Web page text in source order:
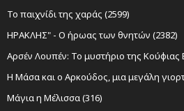
Το παιχνίδι της χαράς (2599)
ΗΡΑΚΛΗΣ" - Ο ήρωας των θνητών (2382)
Αρσέν Λουπέν: Το μυστήριο της Κούφιας
Η Μάσα και ο Αρκούδος, μια μεγάλη
Μάγια η Μέλισσα (316)